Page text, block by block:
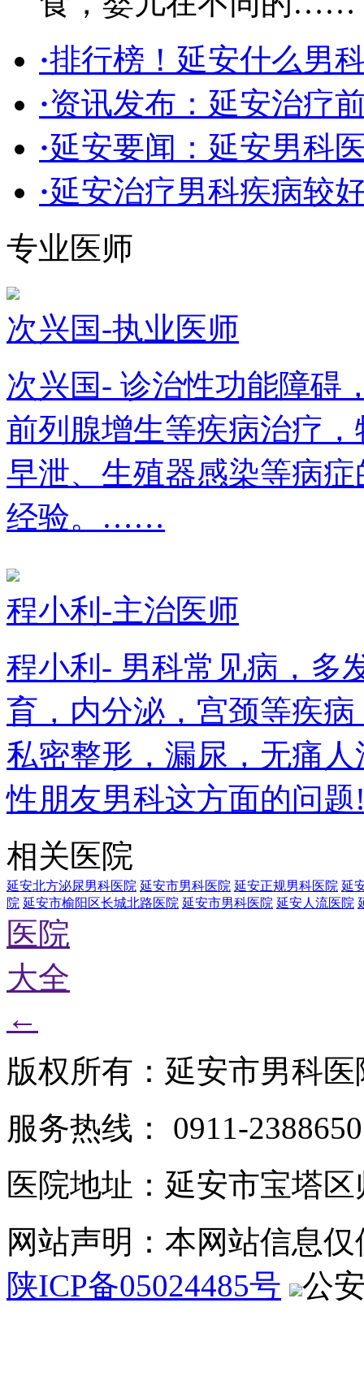
·排行榜！延安什么男
·资讯发布：延安治疗
·延安要闻：延安男科
·延安治疗男科疾病较
专业医师
次兴国-执业医师
次兴国- 诊治性功能障碍
前列腺增生等疾病治疗
早泄、生殖器感染等病
经验。……
程小利-主治医师
程小利- 男科常见病，多
育，内分泌，宫颈等疾
私密整形，漏尿，无痛
性朋友男科这方面的问
相关医院
延安北方泌尿男科医院 延安市男科医院 延安正规男科医院 延
院 延安市榆阳区长城北路医院 延安市男科医院 延安人流医院
医院
大全
←
版权所有：延安市男科医
服务热线： 0911-2388650
医院地址：延安市宝塔
网站声明：本网站信息
陕ICP备05024485号
公